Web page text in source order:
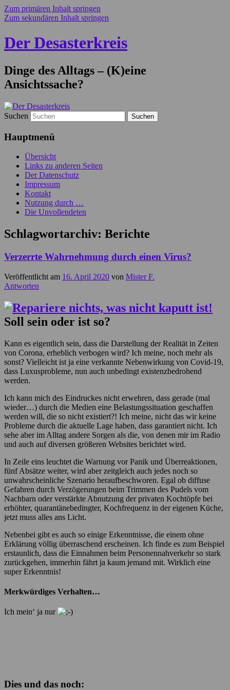
Zum primären Inhalt springen
Zum sekundären Inhalt springen
Der Desasterkreis
Dinge des Alltags – (K)eine
Ansichtssache?
Suchen
Hauptmenü
Übersicht
Links zu anderen Seiten
Der Datenschutz
Impressum
Kontakt
Nutzung durch …
Die Unvollendeten
Schlagwortarchiv: Berichte
Verzerrte Wahrnehmung durch einen Virus?
Veröffentlicht am 16. April 2020 von Mister F.
Antworten
Soll sein oder ist so?
Kann es eigentlich sein, dass die Darstellung der Realität in Zeiten
von Corona, erheblich verbogen wird? Ich meine, noch mehr als
sonst? Vielleicht ist ja eine verkannte Nebenwirkung von Covid-19,
dass Luxusprobleme, nun auch unbedingt existenzbedrohend
werden.
Ich kann mich des Eindruckes nicht erwehren, dass gerade (mal
wieder…) durch die Medien eine Belastungssituation geschaffen
werden will, die so nicht existiert?! Ich meine, nicht das wir keine
Probleme durch die aktuelle Lage haben, dass garantiert nicht. Ich
sehe aber im Alltag andere Sorgen als die, von denen mir im Radio
und auch auf diversen größeren Websites berichtet wird.
In Zeile eins leuchtet die Warnung vor Panik und Überreaktionen,
fünf Absätze weiter, wird aber zeitgleich auch jedes noch so
unwahrscheinliche Szenario heraufbeschworen. Egal ob diffuse
Gefahren durch Verzögerungen beim Trimmen des Pudels vom
Nachbarn oder verstärkte Abnutzung der privaten Kochtöpfe bei
erhöhter, quarantänebedingter, Kochfrequenz in der eigenen Küche,
jetzt muss alles ans Licht.
Nebenbei gibt es auch so einige Erkenntnisse, die einem ohne
Erklärung völlig überraschend erscheinen. Ich finde es zum Beispiel
erstaunlich, dass die Einnahmen beim Personennahverkehr so stark
zurückgehen, immerhin fährt ja kaum jemand mit. Wirklich eine
super Erkenntnis!
Merkwürdiges Verhalten…
Ich mein‘ ja nur
Dies und das noch: